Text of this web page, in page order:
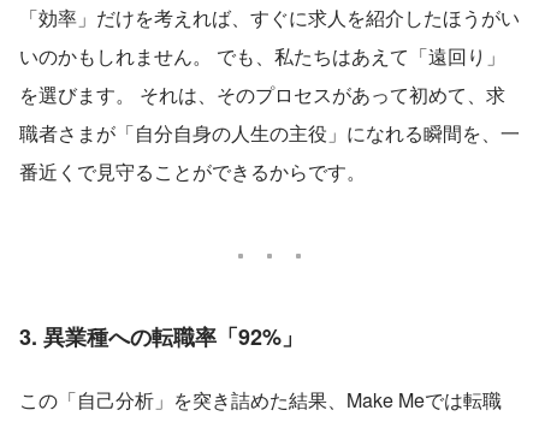
「効率」だけを考えれば、すぐに求人を紹介したほうがい
いのかもしれません。 でも、私たちはあえて「遠回り」
を選びます。 それは、そのプロセスがあって初めて、求
職者さまが「自分自身の人生の主役」になれる瞬間を、一
番近くで見守ることができるからです。
3. 異業種への転職率「92%」
この「自己分析」を突き詰めた結果、Make Meでは転職